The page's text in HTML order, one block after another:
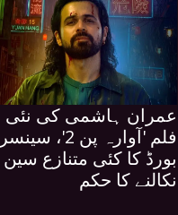
عمران ہاشمی کی نئی
فلم 'آوارہ پن 2'، سینسر
بورڈ کا کئی متنازع سین
نکالنے کا حکم